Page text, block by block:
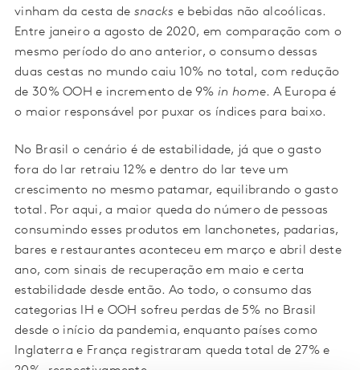
vinham da cesta de snacks e bebidas não alcoólicas.
Entre janeiro a agosto de 2020, em comparação com o
mesmo período do ano anterior, o consumo dessas
duas cestas no mundo caiu 10% no total, com redução
de 30% OOH e incremento de 9%in home. A Europa é
o maior responsável por puxar os índices para baixo.
No Brasil o cenário é de estabilidade, já que o gasto
fora do lar retraiu 12% e dentro do lar teve um
crescimento no mesmo patamar, equilibrando o gasto
total. Por aqui, a maior queda do número de pessoas
consumindo esses produtos em lanchonetes, padarias,
bares e restaurantes aconteceu em março e abril deste
ano, com sinais de recuperação em maio e certa
estabilidade desde então. Ao todo, o consumo das
categorias IH e OOH sofreu perdas de 5% no Brasil
desde o início da pandemia, enquanto países como
Inglaterra e França registraram queda total de 27% e